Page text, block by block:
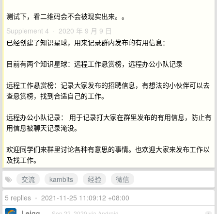
测试下，看二维码会不会被现实出来。。
Supplement 4 · 2020 年 9 月 9 日
已经创建了知识星球，用来记录群内发布的有用信息：
目前有两个知识星球：远程工作悬赏榜，远程办公小队记录
远程工作悬赏榜：记录大家发布的招聘信息，有想法的小伙伴可以去
查悬赏榜，找到合适自己的工作。
远程办公小队记录： 用于记录打大家在群里发布的有用信息，防止有
用信息被聊天记录淹没。
欢迎同学们来群里讨论各种有意思的事情。也欢迎大家来发布工作以
及找工作。
交流
kambits 经验
微信
5 replies • 2021-11-25 11:09:12 +08:00